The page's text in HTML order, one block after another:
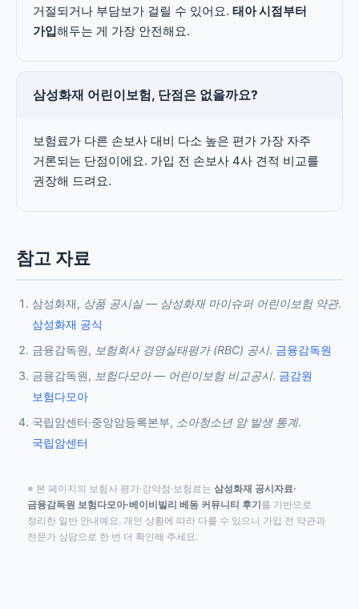
거절되거나 부담보가 걸릴 수 있어요. 태아 시점부터
가입해두는 게 가장 안전해요.
삼성화재 어린이보험, 단점은 없을까요?
보험료가 다른 손보사 대비 다소 높은 편가 가장 자주
거론되는 단점이에요. 가입 전 손보사 4사 견적 비교를
권장해 드려요.
참고 자료
삼성화재, 상품 공시실 — 삼성화재 마이슈퍼 어린이보험 약관.
삼성화재 공식
금융감독원, 보험회사 경영실태평가 (RBC) 공시. 금융감독원
금융감독원, 보험다모아 — 어린이보험 비교공시. 금감원
보험다모아
국립암센터·중앙암등록본부, 소아청소년 암 발생 통계.
국립암센터
※ 본 페이지의 보험사 평가·강약점·보험료는 삼성화재 공시자료·
금융감독원 보험다모아·베이비빌리 베동 커뮤니티 후기를 기반으로
정리한 일반 안내예요. 개인 상황에 따라 다를 수 있으니 가입 전 약관과
전문가 상담으로 한 번 더 확인해 주세요.